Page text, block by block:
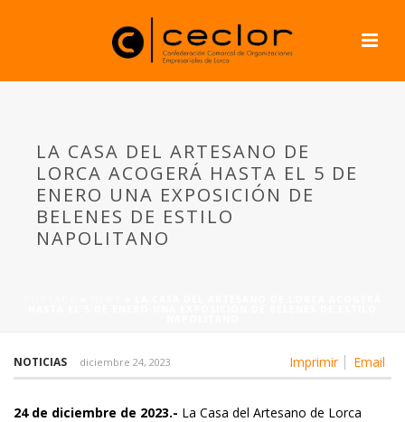
LA CASA DEL ARTESANO DE
LORCA ACOGERÁ HASTA EL 5 DE
ENERO UNA EXPOSICIÓN DE
BELENES DE ESTILO
NAPOLITANO
Imprimir Email
NOTICIAS diciembre 24, 2023
24 de diciembre de 2023.- La Casa del Artesano de Lorca